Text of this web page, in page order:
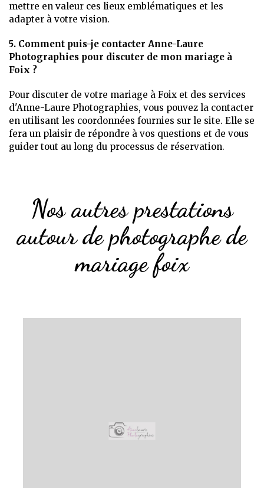
mettre en valeur ces lieux emblématiques et les
adapter à votre vision.
5. Comment puis-je contacter Anne-Laure
Photographies pour discuter de mon mariage à
Foix ?
Pour discuter de votre mariage à Foix et des services
d'Anne-Laure Photographies, vous pouvez la contacter
en utilisant les coordonnées fournies sur le site. Elle se
fera un plaisir de répondre à vos questions et de vous
guider tout au long du processus de réservation.
Nos autres prestations
autour de photographe de
mariage foix